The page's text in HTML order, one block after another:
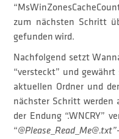
zum nächsten Schritt
gefunden wird.
Nachfolgend setzt
“versteckt” und
aktuellen Ordner und
nächster Schritt werden
der Endung “.WNCRY”
“@Please_Read_Me@.txt”